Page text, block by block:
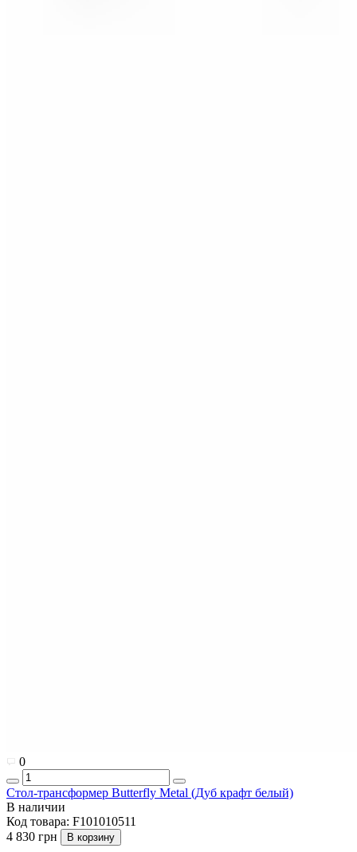
0
Стол-трансформер Butterfly Metal (Дуб крафт белый)
В наличии
Код товара: F101010511
4 830 грн
В корзину